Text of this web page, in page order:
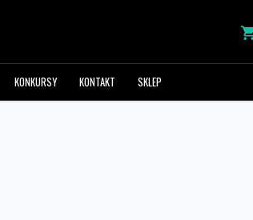
KONKURSY KONTAKT SKLEP